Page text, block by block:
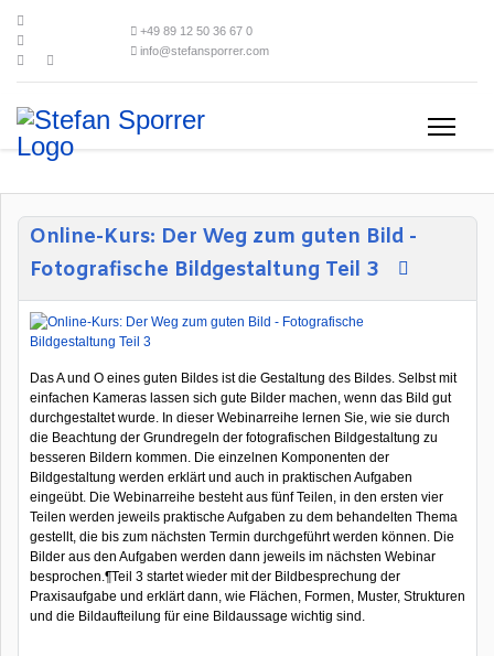
+49 89 12 50 36 67 0
info@stefansporrer.com
Online-Kurs: Der Weg zum guten Bild -
Fotografische Bildgestaltung Teil 3
Das A und O eines guten Bildes ist die Gestaltung des Bildes. Selbst mit
einfachen Kameras lassen sich gute Bilder machen, wenn das Bild gut
durchgestaltet wurde. In dieser Webinarreihe lernen Sie, wie sie durch
die Beachtung der Grundregeln der fotografischen Bildgestaltung zu
besseren Bildern kommen. Die einzelnen Komponenten der
Bildgestaltung werden erklärt und auch in praktischen Aufgaben
eingeübt. Die Webinarreihe besteht aus fünf Teilen, in den ersten vier
Teilen werden jeweils praktische Aufgaben zu dem behandelten Thema
gestellt, die bis zum nächsten Termin durchgeführt werden können. Die
Bilder aus den Aufgaben werden dann jeweils im nächsten Webinar
besprochen.¶Teil 3 startet wieder mit der Bildbesprechung der
Praxisaufgabe und erklärt dann, wie Flächen, Formen, Muster, Strukturen
und die Bildaufteilung für eine Bildaussage wichtig sind.